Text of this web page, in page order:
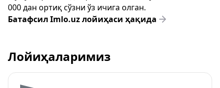
000 дан ортиқ сўзни ўз ичига олган.
Батафсил Imlo.uz лойиҳаси ҳақида
Лойиҳаларимиз